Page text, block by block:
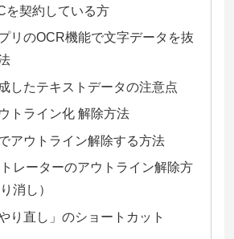
を契約している方
リのOCR機能で文字データを抜
したテキストデータの注意点
トライン化 解除方法
アウトライン解除する方法
レーターのアウトライン解除方
消し）
り直し」のショートカット